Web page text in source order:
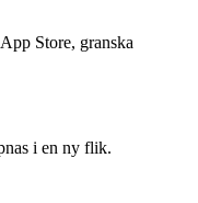
Store, granska
i en ny flik.